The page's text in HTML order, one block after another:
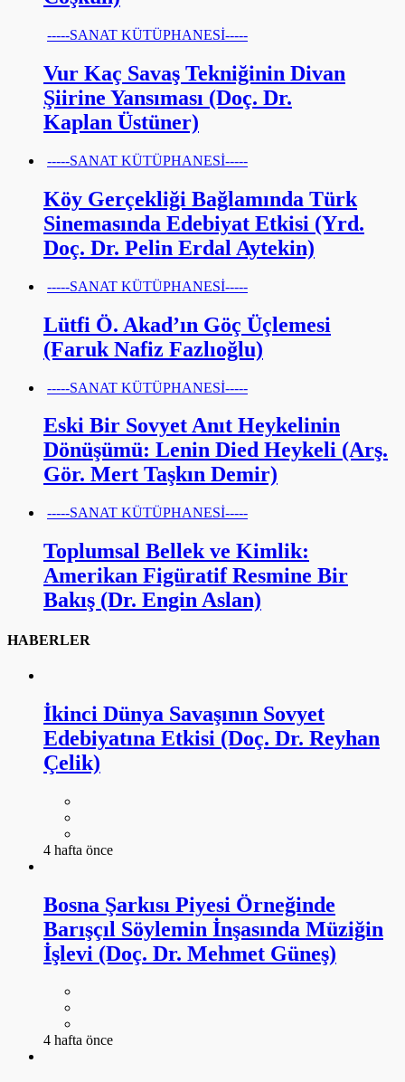
-----SANAT KÜTÜPHANESİ-----
Vur Kaç Savaş Tekniğinin Divan
Şiirine Yansıması (Doç. Dr.
Kaplan Üstüner)
-----SANAT KÜTÜPHANESİ-----
Köy Gerçekliği Bağlamında Türk
Sinemasında Edebiyat Etkisi (Yrd.
Doç. Dr. Pelin Erdal Aytekin)
-----SANAT KÜTÜPHANESİ-----
Lütfi Ö. Akad’ın Göç Üçlemesi
(Faruk Nafiz Fazlıoğlu)
-----SANAT KÜTÜPHANESİ-----
Eski Bir Sovyet Anıt Heykelinin
Dönüşümü: Lenin Died Heykeli (Arş.
Gör. Mert Taşkın Demir)
-----SANAT KÜTÜPHANESİ-----
Toplumsal Bellek ve Kimlik:
Amerikan Figüratif Resmine Bir
Bakış (Dr. Engin Aslan)
HABERLER
İkinci Dünya Savaşının Sovyet
Edebiyatına Etkisi (Doç. Dr. Reyhan
Çelik)
4 hafta önce
Bosna Şarkısı Piyesi Örneğinde
Barışçıl Söylemin İnşasında Müziğin
İşlevi (Doç. Dr. Mehmet Güneş)
4 hafta önce